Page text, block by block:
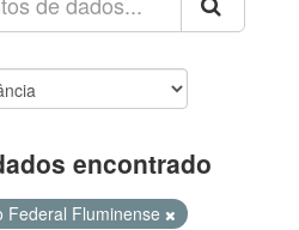
encontrado
Federal Fluminense